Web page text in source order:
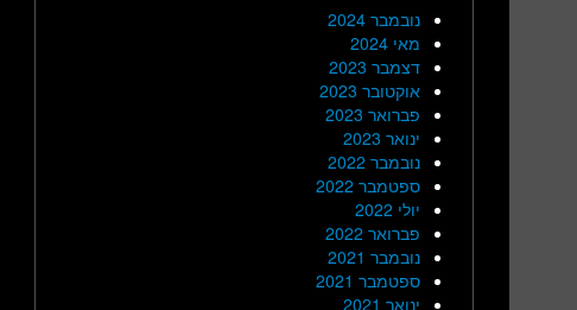
נובמבר 2024
מאי 2024
דצמבר 2023
אוקטובר 2023
פברואר 2023
ינואר 2023
נובמבר 2022
ספטמבר 2022
יולי 2022
פברואר 2022
נובמבר 2021
ספטמבר 2021
ינואר 2021